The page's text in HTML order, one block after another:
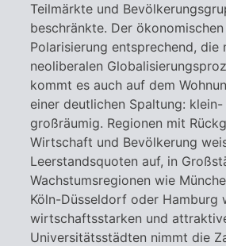
Teilmärkte und
beschränkte. Der
Polarisierung entsprechend, die
neoliberalen
kommt es auch auf dem
einer deutlichen Spaltung:
großräumig. Regionen mit
Wirtschaft und Bevölkerung
Leerstandsquoten auf, in
Wachstumsregionen wie
Köln-Düsseldorf oder Hamburg
wirtschaftsstarken und
Universitätsstädten nimmt die